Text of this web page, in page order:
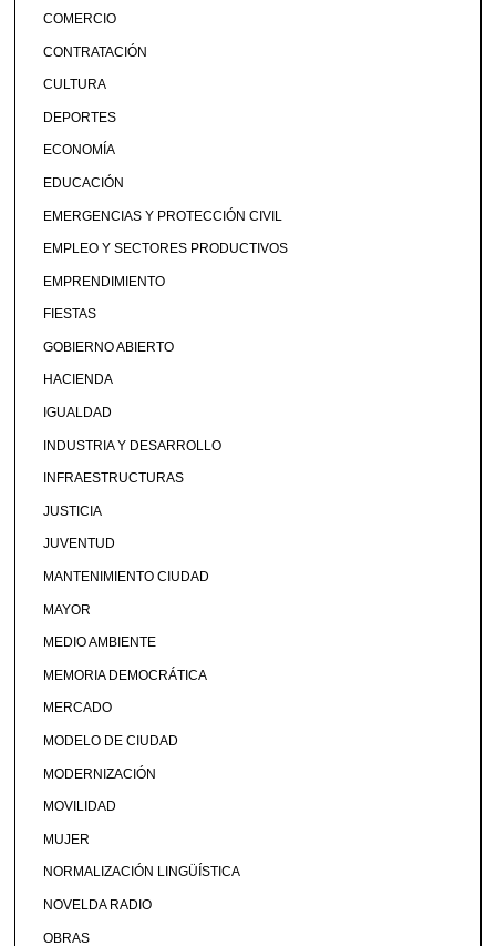
COMERCIO
CONTRATACIÓN
CULTURA
DEPORTES
ECONOMÍA
EDUCACIÓN
EMERGENCIAS Y PROTECCIÓN CIVIL
EMPLEO Y SECTORES PRODUCTIVOS
EMPRENDIMIENTO
FIESTAS
GOBIERNO ABIERTO
HACIENDA
IGUALDAD
INDUSTRIA Y DESARROLLO
INFRAESTRUCTURAS
JUSTICIA
JUVENTUD
MANTENIMIENTO CIUDAD
MAYOR
MEDIO AMBIENTE
MEMORIA DEMOCRÁTICA
MERCADO
MODELO DE CIUDAD
MODERNIZACIÓN
MOVILIDAD
MUJER
NORMALIZACIÓN LINGÜÍSTICA
NOVELDA RADIO
OBRAS